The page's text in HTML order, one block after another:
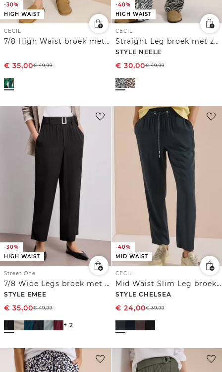
-30%
HIGH WAIST
CECIL
7/8 High Waist broek met wijde pijpen in Loose Fit
€ 35,00€49,99
-40%
HIGH WAIST
CECIL
Straight Leg broek met zebraprint
STYLE NEELE
€ 30,00€49,99
-30%
HIGH WAIST
Street One
7/8 Wide Legs broek met riem
STYLE EMEE
€ 35,00€49,99
+ 2
-40%
MID WAIST
CECIL
Mid Waist Slim Leg broek in Loose Fit
STYLE CHELSEA
€ 24,00€39,99